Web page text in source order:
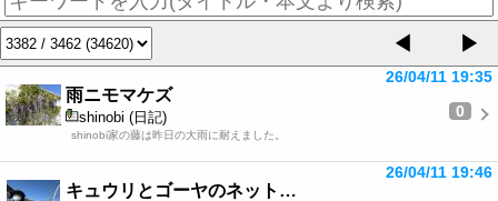
◀ ▶
雨ニモマケズ
shinobi (日記)
shinobi家の藤は昨日の大雨に耐えました。
26/04/11 19:35
0
キュウリとゴーヤのネット…
26/04/11 19:46